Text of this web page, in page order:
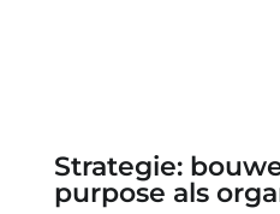
Strategie:
purpose als